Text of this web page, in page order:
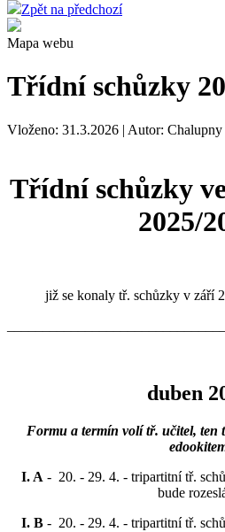
Zpět na předchozí
Mapa webu
Třídní schůzky
Vloženo: 31.3.2026 | Autor:
Třídní schůzky
2025/
již se konaly tř. schůzky v září
duben
Formu a termín volí tř. učitel, ten
I. A - 20. - 29. 4. - tripartitní tř.
bude
I. B- 20. - 29. 4. - tripartitní tř.